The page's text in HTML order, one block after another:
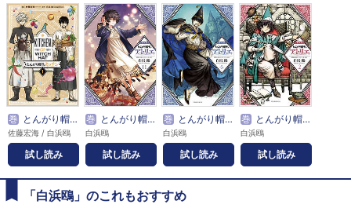
巻 とんがり帽子のキッチン
佐藤宏海 / 白浜鴎
試し読み
巻 とんがり帽子のアトリエ（１１） 限定版
白浜鴎
試し読み
巻 とんがり帽子のアトリエ（６）限定版
白浜鴎
試し読み
巻 とんがり帽子のアトリエ 特装版（２）
白浜鴎
試し読み
「白浜鴎」のこれもおすすめ